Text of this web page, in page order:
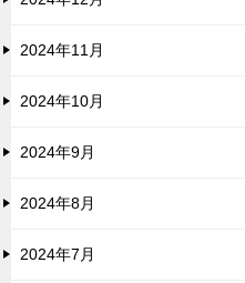
2024年11月
2024年10月
2024年9月
2024年8月
2024年7月